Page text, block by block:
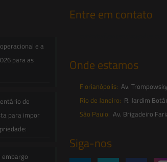
e a
para as
de
para impor
Entre em contato
Onde estamos
Florianópolis: Av.
Rio de Janeiro: R. Jardim
São Paulo: Av. Brigadeiro
Siga-nos